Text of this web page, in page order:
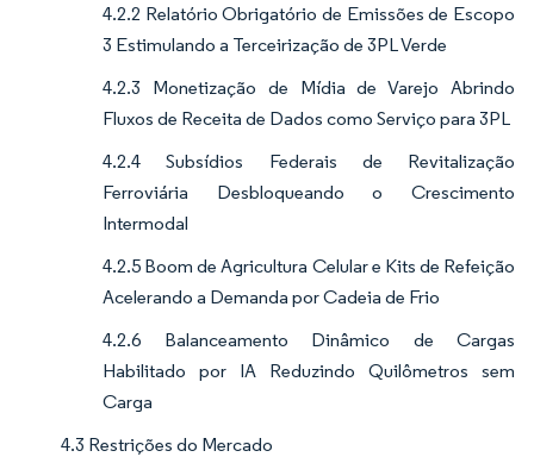
4.2.2 Relatório Obrigatório de Emissões de Escopo
3 Estimulando a Terceirização de 3PL Verde
4.2.3 Monetização de Mídia de Varejo Abrindo
Fluxos de Receita de Dados como Serviço para 3PL
4.2.4 Subsídios Federais de Revitalização
Ferroviária Desbloqueando o Crescimento
Intermodal
4.2.5 Boom de Agricultura Celular e Kits de Refeição
Acelerando a Demanda por Cadeia de Frio
4.2.6 Balanceamento Dinâmico de Cargas
Habilitado por IA Reduzindo Quilômetros sem
Carga
4.3 Restrições do Mercado